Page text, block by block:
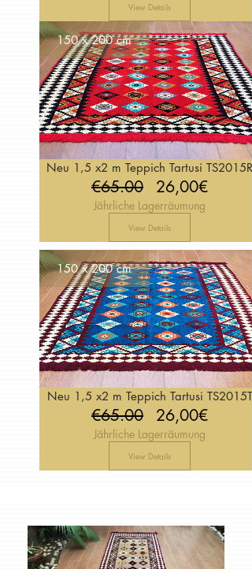
View Details
150 x 200 cm
Neu 1,5 x2 m Teppich Tartusi TS2015R
€65.00
Regular
Price
26,00€Price
Jährliche Lagerräumung
View Details
150 x 200 cm
Neu 1,5 x2 m Teppich Tartusi TS2015T
€65.00
Regular
Price
26,00€Price
Jährliche Lagerräumung
View Details